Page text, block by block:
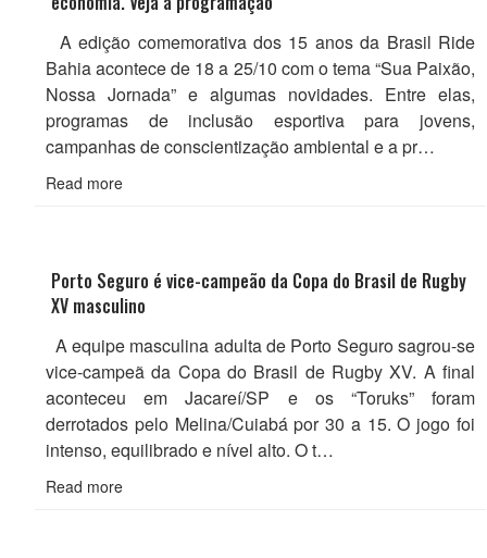
A edição comemorativa dos 15 anos da Brasil Ride
Bahia acontece de 18 a 25/10 com o tema “Sua Paixão,
Nossa Jornada” e algumas novidades. Entre elas,
programas de inclusão esportiva para jovens,
campanhas de conscientização ambiental e a pr…
Read more
Porto Seguro é vice-campeão da Copa do Brasil de Rugby
XV masculino
A equipe masculina adulta de Porto Seguro sagrou-se
vice-campeã da Copa do Brasil de Rugby XV. A final
aconteceu em Jacareí/SP e os “Toruks” foram
derrotados pelo Melina/Cuiabá por 30 a 15. O jogo foi
intenso, equilibrado e nível alto. O t…
Read more